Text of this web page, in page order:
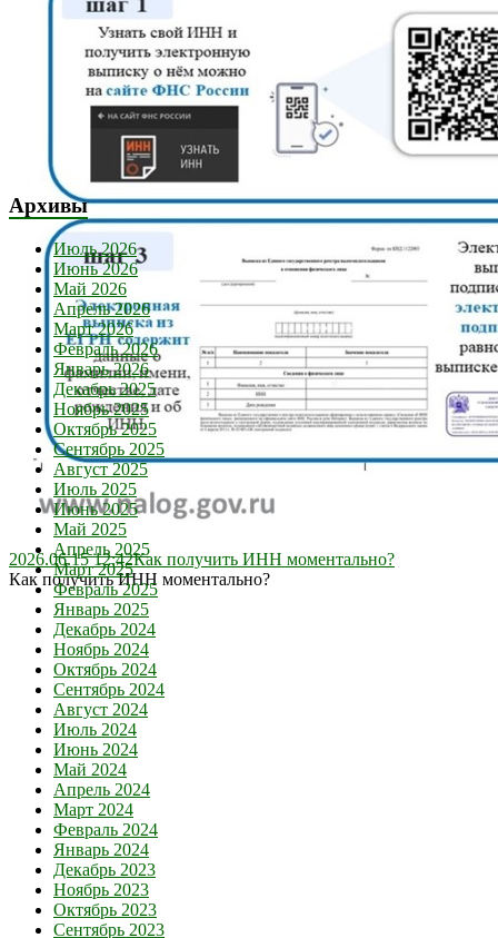
2026.06.15 12:42Как получить ИНН моментально?
Как получить ИНН моментально?
Архивы
Июль 2026
Июнь 2026
Май 2026
Апрель 2026
Март 2026
Февраль 2026
Январь 2026
Декабрь 2025
Ноябрь 2025
Октябрь 2025
Сентябрь 2025
Август 2025
Июль 2025
Июнь 2025
Май 2025
Апрель 2025
Март 2025
Февраль 2025
Январь 2025
Декабрь 2024
Ноябрь 2024
Октябрь 2024
Сентябрь 2024
Август 2024
Июль 2024
Июнь 2024
Май 2024
Апрель 2024
Март 2024
Февраль 2024
Январь 2024
Декабрь 2023
Ноябрь 2023
Октябрь 2023
Сентябрь 2023